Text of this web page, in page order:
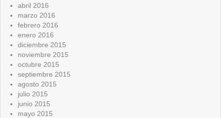
abril 2016
marzo 2016
febrero 2016
enero 2016
diciembre 2015
noviembre 2015
octubre 2015
septiembre 2015
agosto 2015
julio 2015
junio 2015
mayo 2015